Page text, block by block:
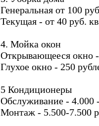
Генеральная от 100
Текущая - от 40 руб.
4. Мойка окон
Открывающееся окно
Глухое окно - 250
5 Кондиционеры
Обслуживание - 4.000
Монтаж - 5.500-7.500